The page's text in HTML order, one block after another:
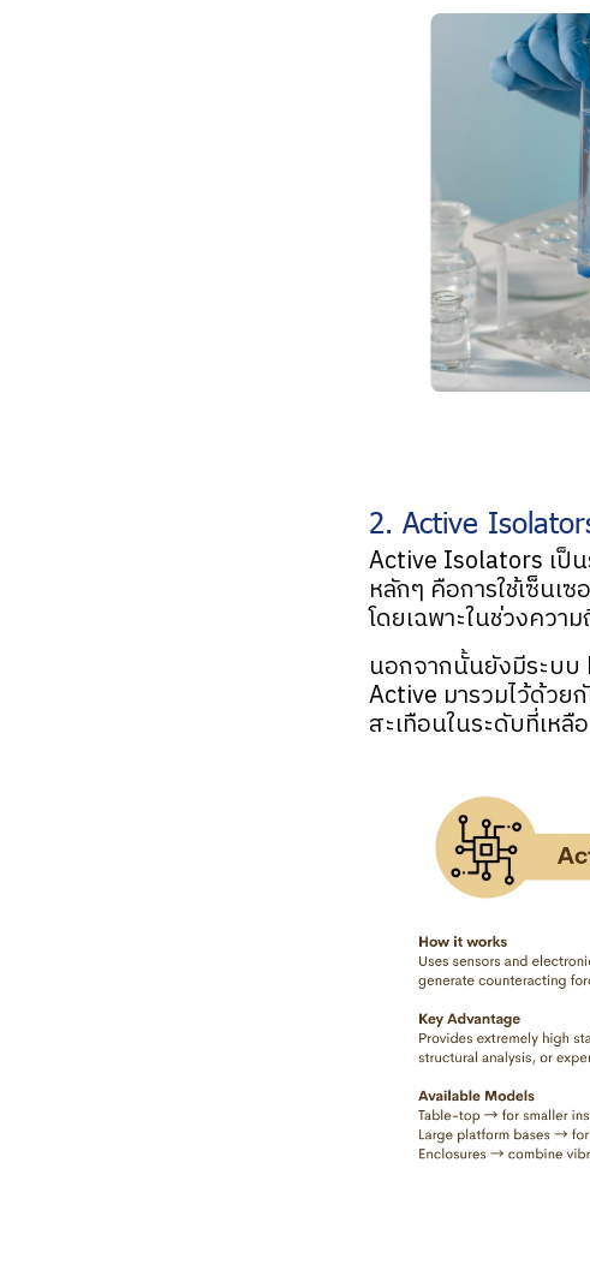
2. Active
Active Isolators เป็
หลักๆ คือการใช้เซ็นเ
โดยเฉพาะในช่วงควา
นอกจากนั้นยังมีระบบ
Active มารวมไว้ด้วย
สะเทือนในระดับที่เหลื